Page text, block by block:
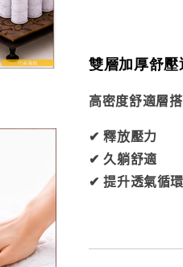
雙層加厚舒壓
高密度舒適層
✔ 釋放壓力
✔ 久躺舒適
✔ 提升透氣循環